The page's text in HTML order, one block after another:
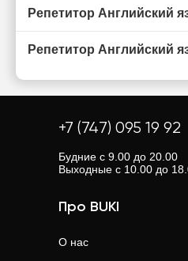
Репетитор Английский
Репетитор Английский
+7 (747) 095 19 92
Будние с 9.00 до 20.00
Выходные с 10.00 до
Про BUKI
О нас